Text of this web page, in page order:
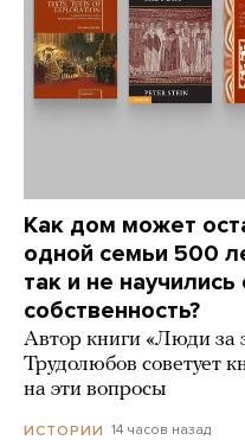
Как дом может
одной семьи 500
так и не
собственность?
Автор книги «Люди
Трудолюбов советует
на эти вопросы
ИСТОРИИ 14 часов назад